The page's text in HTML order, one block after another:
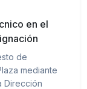
en el
de
mediante
Dirección